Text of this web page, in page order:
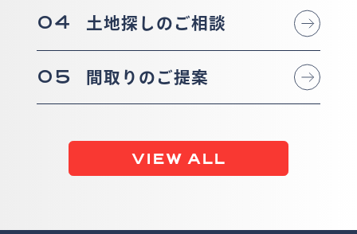
04 土地探しのご相談
05 間取りのご提案
VIEW ALL